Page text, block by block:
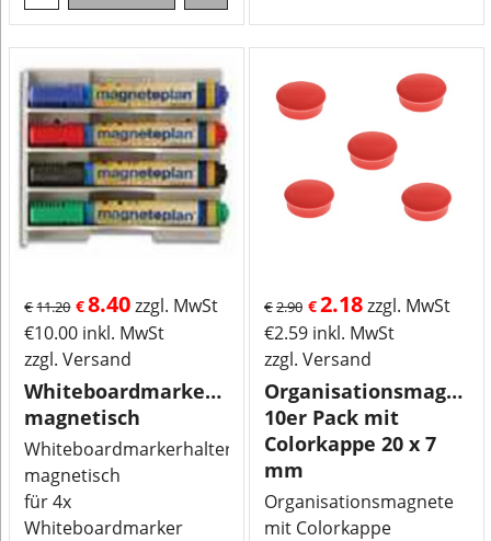
€11.20 €8.40zzgl. MwSt
€10.00 inkl. MwSt
zzgl. Versand
Whiteboardmarkerhalterung
magnetisch
Whiteboardmarkerhalterung
magnetisch
für 4x
Whiteboardmarker
€2.90 €2.18zzgl. MwSt
€2.59 inkl. MwSt
zzgl. Versand
Organisationsmagnete
10er Pack mit
Colorkappe 20 x 7
mm
Organisationsmagnete
mit Colorkappe